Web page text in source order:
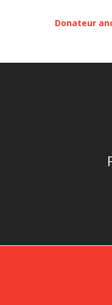
Donateur